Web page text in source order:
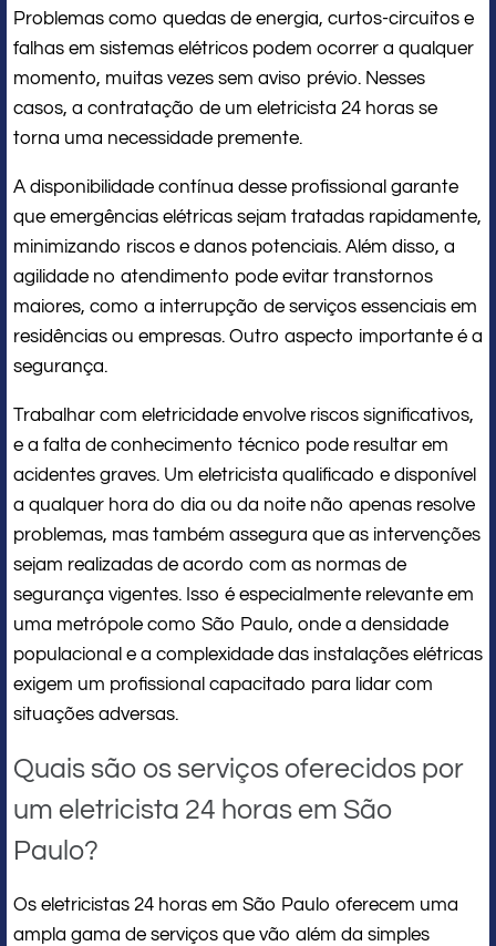
Problemas como quedas de energia, curtos-circuitos e
falhas em sistemas elétricos podem ocorrer a qualquer
momento, muitas vezes sem aviso prévio. Nesses
casos, a contratação de um eletricista 24 horas se
torna uma necessidade premente.
A disponibilidade contínua desse profissional garante
que emergências elétricas sejam tratadas rapidamente,
minimizando riscos e danos potenciais. Além disso, a
agilidade no atendimento pode evitar transtornos
maiores, como a interrupção de serviços essenciais em
residências ou empresas. Outro aspecto importante é a
segurança.
Trabalhar com eletricidade envolve riscos significativos,
e a falta de conhecimento técnico pode resultar em
acidentes graves. Um eletricista qualificado e disponível
a qualquer hora do dia ou da noite não apenas resolve
problemas, mas também assegura que as intervenções
sejam realizadas de acordo com as normas de
segurança vigentes. Isso é especialmente relevante em
uma metrópole como São Paulo, onde a densidade
populacional e a complexidade das instalações elétricas
exigem um profissional capacitado para lidar com
situações adversas.
Quais são os serviços oferecidos por
um eletricista 24 horas em São
Paulo?
Os eletricistas 24 horas em São Paulo oferecem uma
ampla gama de serviços que vão além da simples